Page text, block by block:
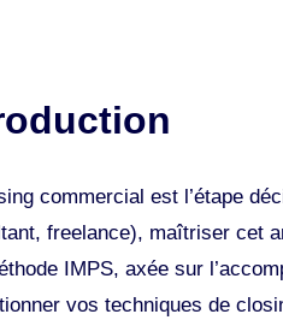
commercial est l’étape
freelance), maîtriser cet
IMPS, axée sur
vos techniques de